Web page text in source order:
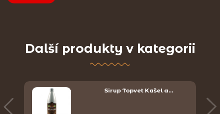
Další produkty v kategorii
Sirup Topvet Kašel a…